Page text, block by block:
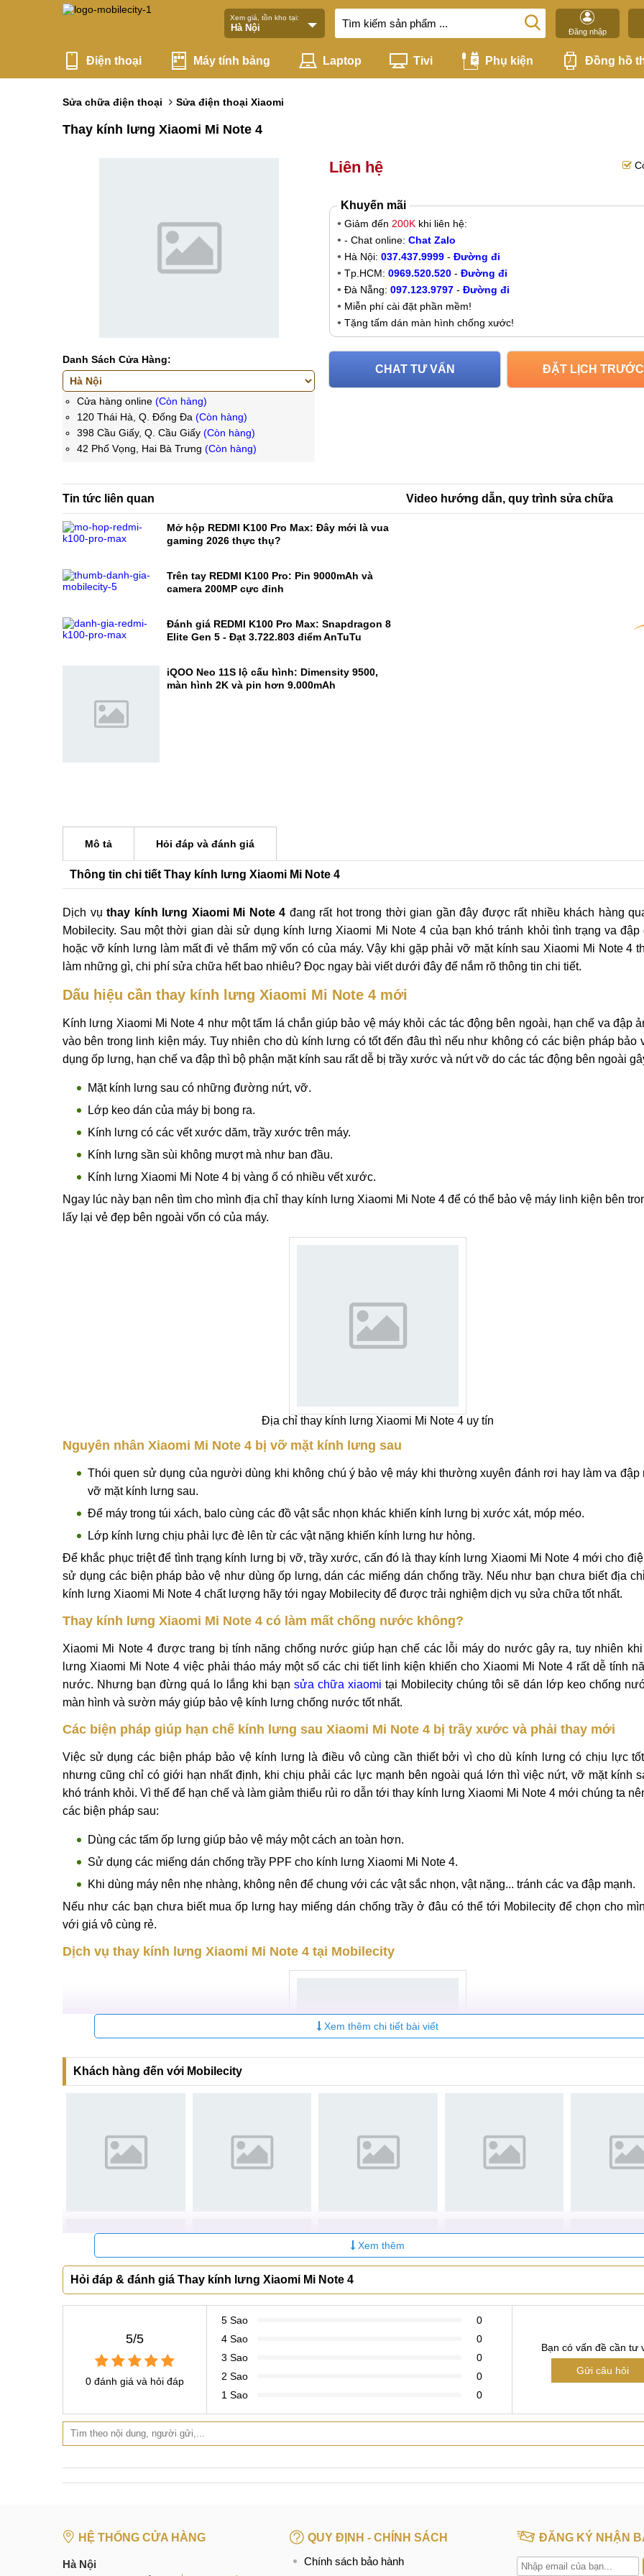
Xem giá, tồn kho tại:
Đăng nhập
Điện thoại Máy tính bảng Laptop Tivi Phụ kiện Đồng hồ
Sửa chữa điện thoại Sửa điện thoại Xiaomi
Thay kính lưng Xiaomi Mi Note 4
Danh Sách Cửa Hàng:
Cửa hàng online (Còn hàng)
120 Thái Hà, Q. Đống Đa (Còn hàng)
398 Cầu Giấy, Q. Cầu Giấy (Còn hàng)
42 Phố Vọng, Hai Bà Trưng (Còn hàng)
Liên hệ
Khuyến mãi
Giảm đến 200K khi liên hệ:
- Chat online: Chat Zalo
Hà Nội: 037.437.9999 - Đường đi
Tp.HCM: 0969.520.520 - Đường đi
Đà Nẵng: 097.123.9797 - Đường đi
Miễn phí cài đặt phần mềm!
Tặng tấm dán màn hình chống xước!
CHAT TƯ VẤN ĐẶT LỊCH TRƯỚC
Tin tức liên quan
Mở hộp REDMI K100 Pro Max: Đây mới là vua
gaming 2026 thực thụ?
Trên tay REDMI K100 Pro: Pin 9000mAh và
camera 200MP cực đỉnh
iQOO Neo 11S lộ cấu hình: Dimensity 9500,
màn hình 2K và pin hơn 9.000mAh
Video hướng dẫn, quy trình sửa chữa
Mô tả Hỏi đáp và đánh giá
Thông tin chi tiết Thay kính lưng Xiaomi Mi Note 4
Dịch vụthay kính lưng Xiaomi Mi Note 4 đang rất hot trong thời gian gần đây được rất nhiều khách hàng
Mobilecity. Sau một thời gian dài sử dụng kính lưng Xiaomi Mi Note 4 của bạn khó tránh khỏi tình trạng va
hoặc vỡ kính lưng làm mất đi vẻ thẩm mỹ vốn có của máy. Vậy khi gặp phải vỡ mặt kính sau Xiaomi Mi Note 4
làm những gì, chi phí sửa chữa hết bao nhiêu? Đọc ngay bài viết dưới đây để nắm rõ thông tin chi tiết.
Dấu hiệu cần thay kính lưng Xiaomi Mi Note 4 mới
Kính lưng Xiaomi Mi Note 4 như một tấm lá chắn giúp bảo vệ máy khỏi các tác động bên ngoài, hạn chế va đập
vào bên trong linh kiện máy. Tuy nhiên cho dù kính lưng có tốt đến đâu thì nếu như không có các biện pháp bảo
dụng ốp lưng, hạn chế va đập thì bộ phận mặt kính sau rất dễ bị trầy xước và nứt vỡ do các tác động bên ngoài
Mặt kính lưng sau có những đường nứt, vỡ.
Ngay lúc này bạn nên tìm cho mình địa chỉ thay kính lưng Xiaomi Mi Note 4 để có thể bảo vệ máy linh kiện bên
Địa chỉ thay kính lưng Xiaomi Mi Note 4 uy tín
Nguyên nhân Xiaomi Mi Note 4 bị vỡ mặt kính lưng sau
Thói quen sử dụng của người dùng khi không chú ý bảo vệ máy khi thường xuyên đánh rơi hay làm va đập
Để máy trong túi xách, balo cùng các đồ vật sắc nhọn khác khiến kính lưng bị xước xát, móp méo.
Lớp kính lưng chịu phải lực đè lên từ các vật nặng khiến kính lưng hư hỏng.
Để khắc phục triệt để tình trạng kính lưng bị vỡ, trầy xước, cấn đó là thay kính lưng Xiaomi Mi Note 4 mới cho
sử dụng các biện pháp bảo vệ như dùng ốp lưng, dán các miếng dán chống trầy. Nếu như bạn chưa biết địa
kính lưng Xiaomi Mi Note 4 chất lượng hãy tới ngay Mobilecity để được trải nghiệm dịch vụ sửa chữa tốt nhất.
Thay kính lưng Xiaomi Mi Note 4 có làm mất chống nước không?
Xiaomi Mi Note 4 được trang bị tính năng chống nước giúp hạn chế các lỗi máy do nước gây ra, tuy nhiên
lưng Xiaomi Mi Note 4 việc phải tháo máy một số các chi tiết linh kiện khiến cho Xiaomi Mi Note 4 rất dễ tính
nước. Nhưng bạn đừng quá lo lắng khi bạn
tại Mobilecity chúng tôi sẽ dán lớp keo chống
màn hình và sườn máy giúp bảo vệ kính lưng chống nước tốt nhất.
Các biện pháp giúp hạn chế kính lưng sau Xiaomi Mi Note 4 bị trầy xước và phải thay mới
Việc sử dụng các biện pháp bảo vệ kính lưng là điều vô cùng cần thiết bởi vì cho dù kính lưng có chịu lực
nhưng cũng chỉ có giới hạn nhất định, khi chịu phải các lực mạnh bên ngoài quá lớn thì việc nứt, vỡ mặt kính
khó tránh khỏi. Vì thế để hạn chế và làm giảm thiểu rủi ro dẫn tới thay kính lưng Xiaomi Mi Note 4 mới chúng ta
các biện pháp sau:
Dùng các tấm ốp lưng giúp bảo vệ máy một cách an toàn hơn.
Nếu như các bạn chưa biết mua ốp lưng hay miếng dán chống trầy ở đâu có thể tới Mobilecity để chọn cho
Dịch vụ thay kính lưng Xiaomi Mi Note 4 tại Mobilecity
Dịch vụ thay kính lưng Xiaomi Mi Note 4 tại mobile city
Bạn đang cần tìm địa chỉ thay kính lưng Xiaomi Mi Note 4 giá rẻ, chính hãng, lấy ngay hãy tới ngay Mobilecity
chữa điện thoại uy tín lâu đời hàng đầu tại Việt Nam. Hệ thống thiết bị sửa chữa hiện đại, linh kiện zin mới đáp
Cam kết của Mobilecity khi sửa chữa
Linh kiện thay kính lưng Xiaomi Mi Note 4 là hàng zin mới full bộ chính hãng 100%.
Khi sửa chữa tại Mobilecity các bạn sẽ được vệ sinh máy miễn phí khi sử dụng dịch vụ.
Đội ngũ nhân viên, kỹ thuật viên được đào tạo bài bản, năng lực chuyên môn cao.
Chế độ bảo hành dài hạn từ 3 - 12 tháng tuỳ từng loại dịch vụ.
Mobilecity không ngừng cố gắng để gửi tới khách hàng những dịch vụ chất lượng nhất như thay kính lưng
4 nói riêng và các dịch vụ sửa chữa khác nói chung. Đáp ứng nhu cầu sửa chữa của khách hàng mang đến
Xem thêm chi tiết bài viết
Hỏi đáp & đánh giá Thay kính lưng Xiaomi Mi Note 4
Bạn có vấn đề cần tư